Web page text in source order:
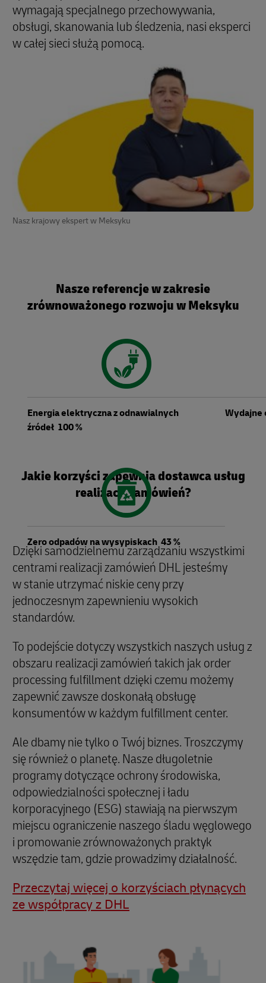
Nasz krajowy ekspert w Meksyku
wymagają specjalnego przechowywania,
obsługi, skanowania lub śledzenia, nasi eksperci
w całej sieci służą pomocą.
Nasze referencje w zakresie
zrównoważonego rozwoju w Meksyku
Energia elektryczna z odnawialnych
źródeł 100 %
Wydajne
Zero odpadów na wysypiskach 43 %
Jakie korzyści zapewnia dostawca usług
realizacji zamówień?
Dzięki samodzielnemu zarządzaniu wszystkimi
centrami realizacji zamówień DHL jesteśmy
w stanie utrzymać niskie ceny przy
jednoczesnym zapewnieniu wysokich
standardów.
To podejście dotyczy wszystkich naszych usług z
obszaru realizacji zamówień takich jak order
processing fulfillment dzięki czemu możemy
zapewnić zawsze doskonałą obsługę
konsumentów w każdym fulfillment center.
Ale dbamy nie tylko o Twój biznes. Troszczymy
się również o planetę. Nasze długoletnie
programy dotyczące ochrony środowiska,
odpowiedzialności społecznej i ładu
korporacyjnego (ESG) stawiają na pierwszym
miejscu ograniczenie naszego śladu węglowego
i promowanie zrównoważonych praktyk
wszędzie tam, gdzie prowadzimy działalność.
Przeczytaj więcej o korzyściach płynących
ze współpracy z DHL